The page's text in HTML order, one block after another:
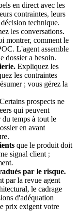
en direct avec les
contraintes, leurs
technique.
les conversations.
montrer, comment le
L'agent assemble
dossier a besoin.
Expliquez les
les contraintes
; vous gérez la
Certains prospects ne
qui peuvent
temps à tout le
en avant
que le produit doit
signal client ;
par le risque.
par la revue agent
le cadrage
d'adéquation
prix exigent votre